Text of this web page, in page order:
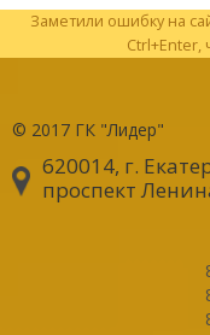
Заметили ошибку на
© 2017 ГК "Лидер"
620014, г.
проспект